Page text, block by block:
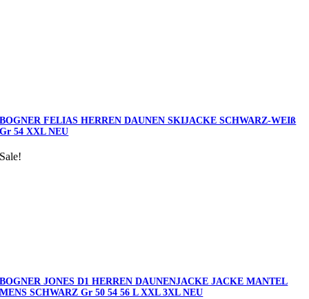
BOGNER FELIAS HERREN DAUNEN SKIJACKE SCHWARZ-WEIß
Gr 54 XXL NEU
Sale!
BOGNER JONES D1 HERREN DAUNENJACKE JACKE MANTEL
MENS SCHWARZ Gr 50 54 56 L XXL 3XL NEU